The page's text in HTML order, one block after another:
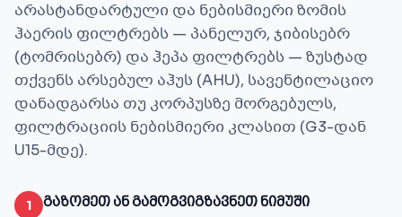
არასტანდარტული და ნებისმიერი ზომის
ჰაერის ფილტრებს — პანელურ, ჯიბისებრ
(ტომრისებრ) და ჰეპა ფილტრებს — ზუსტად
თქვენს არსებულ აჰუს (AHU), სავენტილაციო
დანადგარსა თუ კორპუსზე მორგებულს,
ფილტრაციის ნებისმიერი კლასით (G3-დან
U15-მდე).
1 გაზომეთ ან გამოგვიგზავნეთ ნიმუში